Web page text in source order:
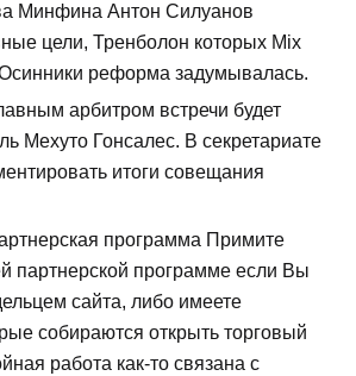
Минфина Антон Силуанов
цели, Тренболон которых Mix
реформа задумывалась.
арбитром встречи будет
Мехуто Гонсалес. В секретариате
итоги совещания
программа Примите
партнерской программе если Вы
сайта, либо имеете
собираются открыть торговый
работа как-то связана с